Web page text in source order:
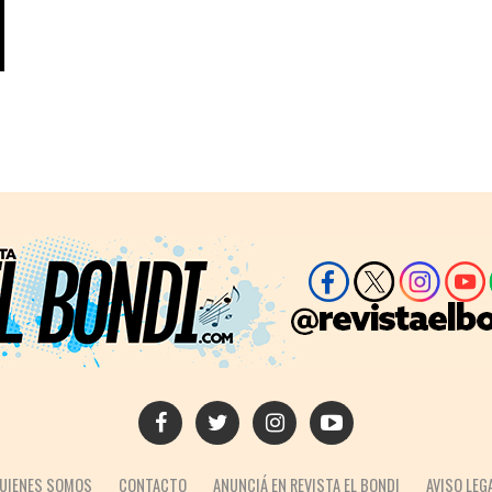
SOMOS CONTACTO ANUNCIÁ EN REVISTA EL BONDI AVISO